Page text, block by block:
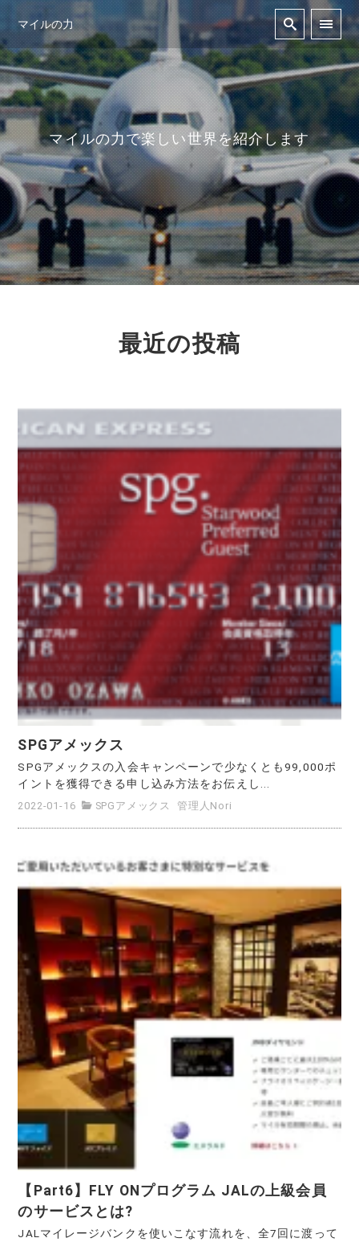
マイルの力
マイルの力で楽しい世界を紹介します
最近の投稿
SPGアメックス
SPGアメックスの入会キャンペーンで少なくとも99,000ポ
イントを獲得できる申し込み方法をお伝えし...
2022-01-16 SPGアメックス 管理人Nori
【Part6】FLY ONプログラム JALの上級会員
のサービスとは?
JALマイレージバンクを使いこなす流れを、全7回に渡って